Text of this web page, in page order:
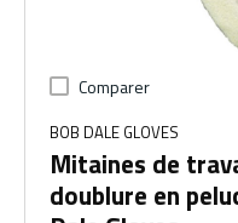
Comparer
BOB DALE GLOVES
Mitaines de
doublure en